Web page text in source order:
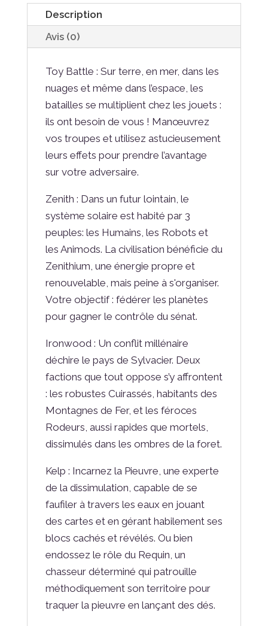
Description
Avis (0)
Toy Battle : Sur terre, en mer, dans les
nuages et même dans l’espace, les
batailles se multiplient chez les jouets :
ils ont besoin de vous ! Manœuvrez
vos troupes et utilisez astucieusement
leurs effets pour prendre l’avantage
sur votre adversaire.
Zenith : Dans un futur lointain, le
système solaire est habité par 3
peuples: les Humains, les Robots et
les Animods. La civilisation bénéficie du
Zenithium, une énergie propre et
renouvelable, mais peine à s'organiser.
Votre objectif : fédérer les planètes
pour gagner le contrôle du sénat.
Ironwood : Un conflit millénaire
déchire le pays de Sylvacier. Deux
factions que tout oppose s’y affrontent
: les robustes Cuirassés, habitants des
Montagnes de Fer, et les féroces
Rodeurs, aussi rapides que mortels,
dissimulés dans les ombres de la foret.
Kelp : Incarnez la Pieuvre, une experte
de la dissimulation, capable de se
faufiler à travers les eaux en jouant
des cartes et en gérant habilement ses
blocs cachés et révélés. Ou bien
endossez le rôle du Requin, un
chasseur déterminé qui patrouille
méthodiquement son territoire pour
traquer la pieuvre en lançant des dés.